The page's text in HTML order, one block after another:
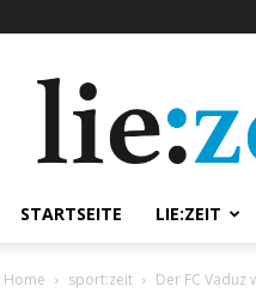
STARTSEITE LIE:ZEIT
Home sport:zeit Der FC